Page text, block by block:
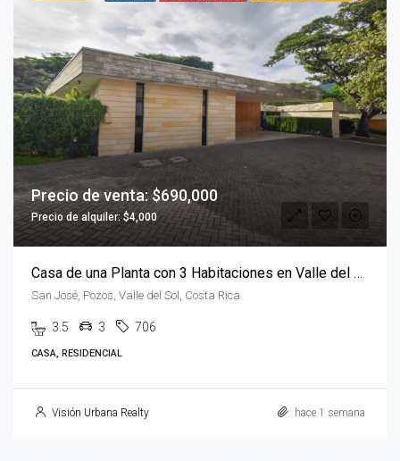
Precio de venta: $690,000
Precio de alquiler: $4,000
Casa de una Planta con 3 Habitaciones en Valle del Sol
San José, Pozos, Valle del Sol, Costa Rica
3.5 3 706
CASA, RESIDENCIAL
Visión Urbana Realty hace 1 semana